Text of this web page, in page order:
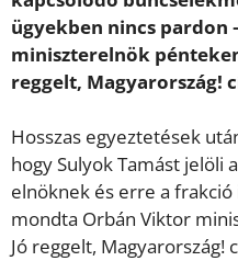
ügyekben nincs pardon
miniszterelnök
reggelt, Magyarország!
Hosszas egyeztetések
hogy Sulyok Tamást jelöli
elnöknek és erre a
mondta Orbán Viktor
Jó reggelt, Magyarország!